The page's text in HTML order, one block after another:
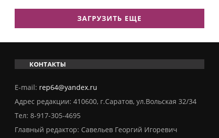
ЗАГРУЗИТЬ ЕЩЕ
КОНТАКТЫ
E-mail: rep64@yandex.ru
Адрес редакции: 410600, г.Саратов, ул.Вольская 32/34
Тел: 8-917-305-4695
Главный редактор: Савельев Георгий Игоревич